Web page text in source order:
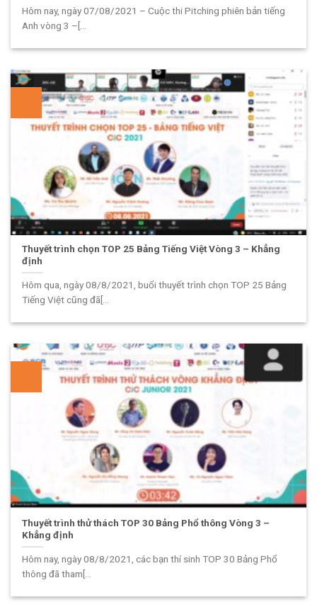
Hôm nay, ngày 07/08/2021 – Cuộc thi Pitching phiên bản tiếng
Anh vòng 3 –[...
Thuyết trình chọn TOP 25 Bảng Tiếng Việt Vòng 3 – Khẳng
định
Hôm qua, ngày 08/8/2021, buổi thuyết trình chọn TOP 25 Bảng
Tiếng Việt cũng đã[...
Thuyết trình thử thách TOP 30 Bảng Phổ thông Vòng 3 –
Khẳng định
Hôm nay, ngày 08/8/2021, các bạn thí sinh TOP 30 Bảng Phổ
thông đã tham[...